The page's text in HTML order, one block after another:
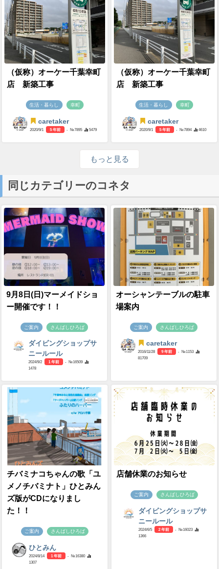
（仮称）オーケー千葉幸町
店 新築工事
生活・暮らし 幸町
caretaker
2020/9/1 5 年前 - №7895 5479
（仮称）オーケー千葉幸町
店 新築工事
生活・暮らし 幸町
caretaker
2020/9/1 5 年前 - №7894 4610
もっと見る
同じカテゴリーのコネタ
9月8日(日)マーメイドショ
ー開催です！！
ご案内 さんばしひろば
ダイビングショップサ
ニールール
2024/9/2 1 年前
- №16509
1478
オーシャンテーブルの駐車
場案内
ご案内 さんばしひろば
caretaker
2016/11/28 9 年前
- №1153
81709
チバミナコちゃんの歌「ユ
メノチバミナト」ひとみん
ズ版がCDになりまし
た！！
ご案内 さんばしひろば
ひとみん
2024/8/14 1 年前
- №16380
1307
店舗休業のお知らせ
ご案内 さんばしひろば
ダイビングショップサ
ニールール
2024/6/5 2 年前
- №16023
1366